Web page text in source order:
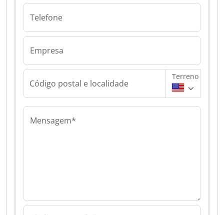
Telefone
Empresa
Código postal e localidade
Terreno
Mensagem*